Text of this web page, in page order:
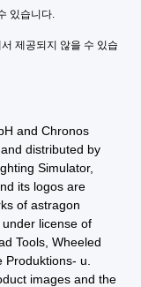
있습니다.
제공되지 않을 수 있습
and Chronos
distributed by
Simulator,
its logos are
of astragon
license of
Tools, Wheeled
u.
images and the